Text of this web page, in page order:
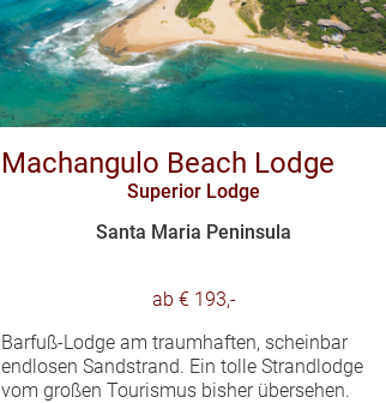
Machangulo Beach Lodge
Superior Lodge
Santa Maria Peninsula
ab € 193,-
Barfuß-Lodge am traumhaften, scheinbar
endlosen Sandstrand. Ein tolle Strandlodge
vom großen Tourismus bisher übersehen.